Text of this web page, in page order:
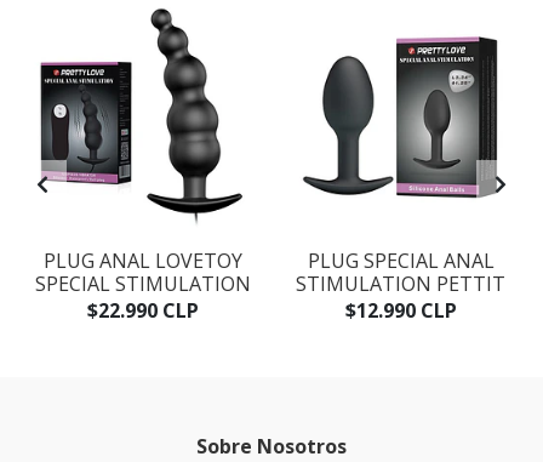
PLUG ANAL LOVETOY
SPECIAL STIMULATION
$22.990 CLP
PLUG SPECIAL ANAL
STIMULATION PETTIT
$12.990 CLP
Sobre Nosotros